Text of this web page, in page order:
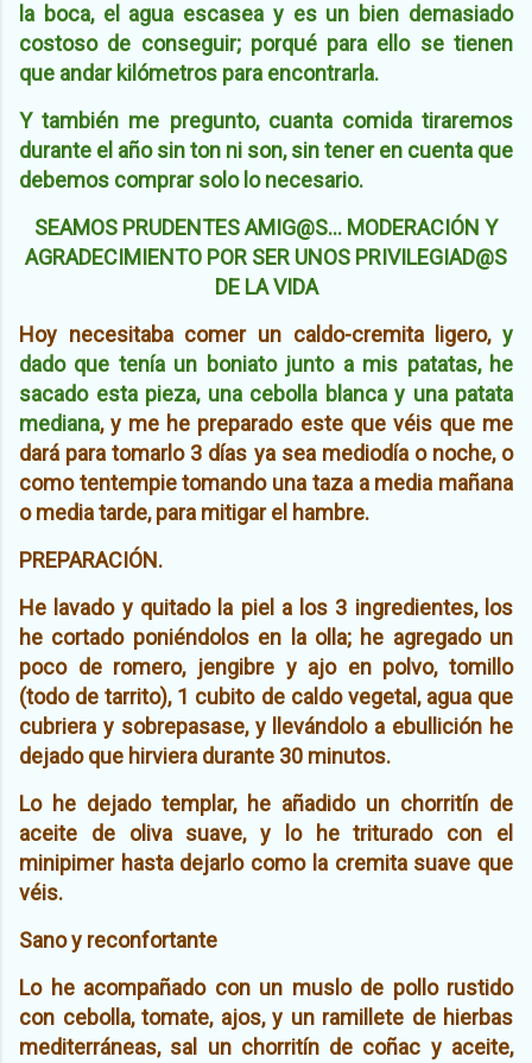
la boca, el agua escasea y es un bien demasiado
costoso de conseguir; porqué para ello se tienen
que andar kilómetros para encontrarla.
Y también me pregunto, cuanta comida tiraremos
durante el año sin ton ni son, sin tener en cuenta que
debemos comprar solo lo necesario.
SEAMOS PRUDENTES AMIG@S... MODERACIÓN Y
AGRADECIMIENTO POR SER UNOS PRIVILEGIAD@S
DE LA VIDA
Hoy necesitaba comer un caldo-cremita ligero,y
dado que tenía un boniato junto a mis patatas, he
sacado esta pieza, una cebolla blanca y una patata
mediana, y me he preparado este que véis que me
dará para tomarlo 3 días ya sea mediodía o noche, o
como tentempie tomando una taza a media mañana
o media tarde, para mitigar el hambre.
PREPARACIÓN.
He lavado y quitado la piel a los 3 ingredientes, los
he cortado poniéndolos en la olla; he agregado un
poco de romero, jengibre y ajo en polvo, tomillo
(todo de tarrito), 1 cubito de caldo vegetal, agua que
cubriera y sobrepasase, y llevándolo a ebullición he
dejado que hirviera durante 30 minutos.
Lo he dejado templar, he añadido un chorritín de
aceite de oliva suave, y lo he triturado con el
minipimer hasta dejarlo como la cremita suave que
véis.
Sano y reconfortante
Lo he acompañado con un muslo de pollo rustido
con cebolla, tomate, ajos, y un ramillete de hierbas
mediterráneas, sal un chorritín de coñac y aceite,